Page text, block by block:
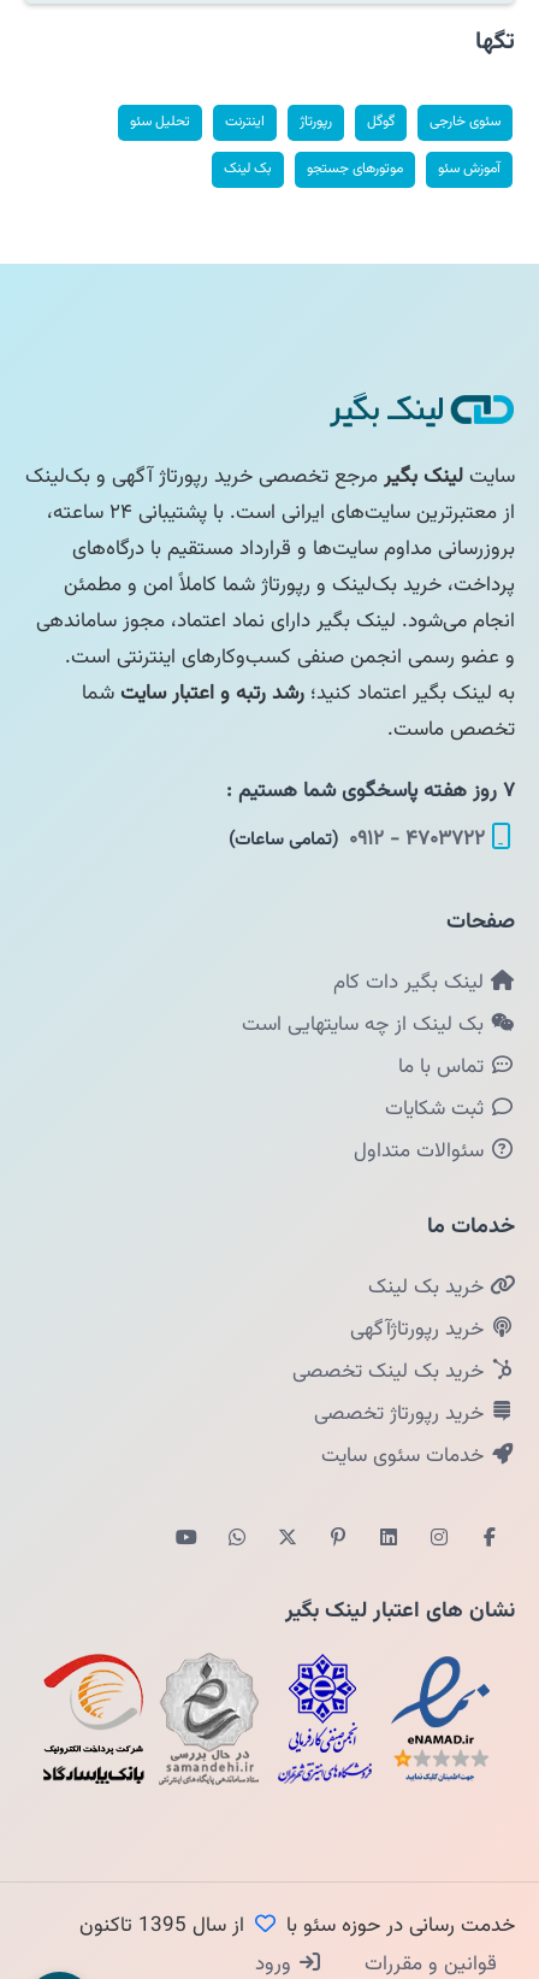
تگها
سئوی خارجی گوگل رپورتاژ اینترنت تحلیل سئو
آموزش سئو موتورهای جستجو بک لینک
سایتلینک بگیرمرجع تخصصی خرید رپورتاژ آگهی و بک‌لینک
از معتبرترین سایت‌های ایرانی است. با پشتیبانی ۲۴ ساعته،
بروزرسانی مداوم سایت‌ها و قرارداد مستقیم با درگاه‌های
پرداخت، خرید بک‌لینک و رپورتاژ شما کاملاً امن و مطمئن
انجام می‌شود. لینک بگیر دارای نماد اعتماد، مجوز ساماندهی
و عضو رسمی انجمن صنفی کسب‌وکارهای اینترنتی است.
به لینک بگیر اعتماد کنید؛ رشد رتبه و اعتبار سایتشما
تخصص ماست.
۷ روز هفته پاسخگوی شما هستیم :
۴۷۰۳۷۲۲ - ۰۹۱۲
(تمامی ساعات)
صفحات
لینک بگیر دات کام
بک لینک از چه سایتهایی است
تماس با ما
ثبت شکایات
سئوالات متداول
خدمات ما
خرید بک لینک
خرید رپورتاژآگهی
خرید بک لینک تخصصی
خرید رپورتاژ تخصصی
خدمات سئوی سایت
نشان های اعتبار لینک بگیر
خدمت رسانی در حوزه سئو با
از سال 1395 تاکنون
قوانین و مقررات
ورود